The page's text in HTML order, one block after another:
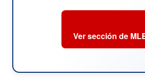
Ver sección de